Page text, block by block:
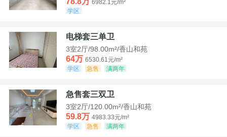
6982.1元/m²
学区
电梯套三单卫
3室2厅/98.00m²/香山和苑
64万 6530.61元/m²
学区
急售 满两年
急售套三双卫
3室2厅/120.00m²/香山和苑
59.8万 4983.33元/m²
学区
急售 满两年